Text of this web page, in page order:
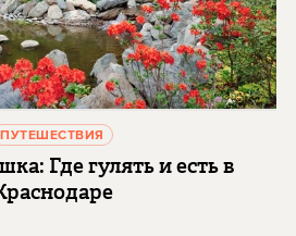
ПУТЕШЕСТВИЯ
Где гулять и есть в